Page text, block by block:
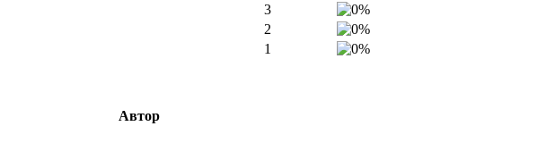
3
2
1
Автор